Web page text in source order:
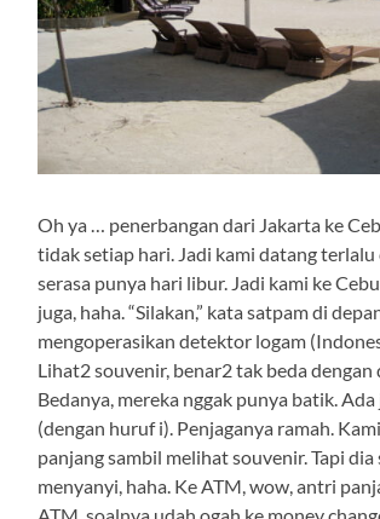
Oh ya … penerbangan dari Jakarta ke
tidak setiap hari. Jadi kami datang terlalu
serasa punya hari libur. Jadi kami ke
juga, haha. “Silakan,” kata satpam di
mengoperasikan detektor logam
Lihat2 souvenir, benar2 tak beda dengan
Bedanya, mereka nggak punya batik.
(dengan huruf i). Penjaganya ramah.
panjang sambil melihat souvenir. Tapi dia
menyanyi, haha. Ke ATM, wow, antri